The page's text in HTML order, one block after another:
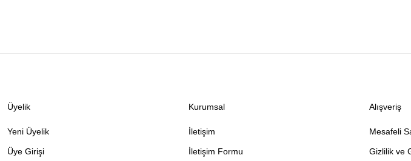
Üyelik
Yeni Üyelik
Üye Girişi
Kurumsal
İletişim
İletişim Formu
Alışveriş
Mesafeli
Gizlilik ve